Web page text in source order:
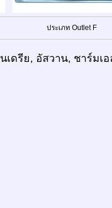
ประเภท Outlet F
ดรีย, อัสวาน, ชาร์มเ